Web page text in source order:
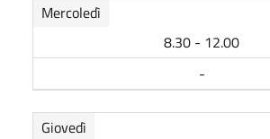
Mercoledì
8.30 - 12.00
-
Giovedì